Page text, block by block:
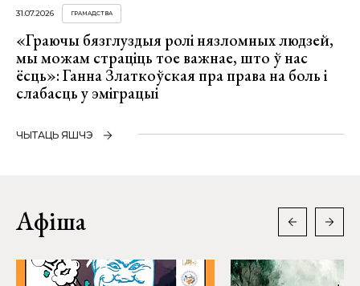
31.07.2026 ГРАМАДСТВА
«Граючы бязглуздыя ролі нязломных людзей,
мы можам страціць тое важнае, што ў нас
ёсць»: Ганна Златкоўская пра права на боль і
слабасць у эміграцыі
ЧЫТАЦЬ ЯШЧЭ
Афіша